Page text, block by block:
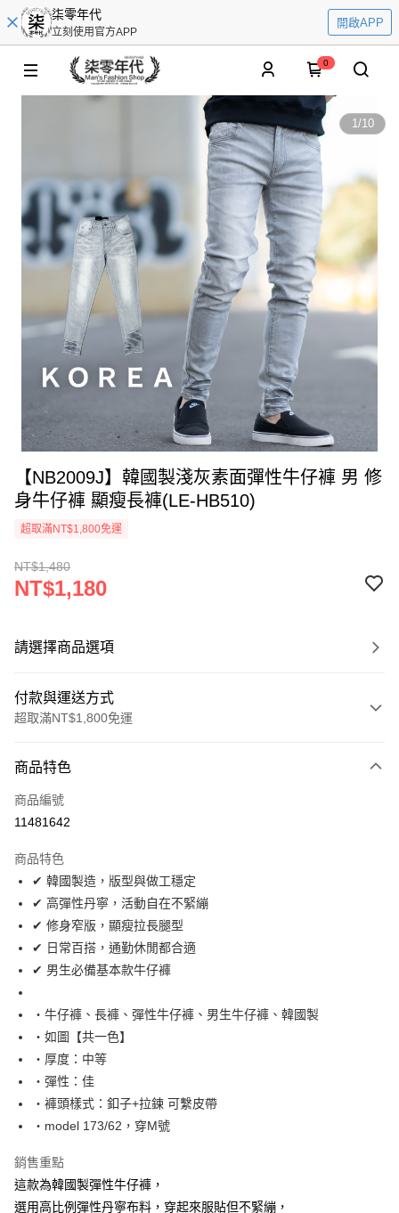
柒零年代
立刻使用官方APP
開啟APP
0
1/10
【NB2009J】韓國製淺灰素面彈性牛仔褲 男 修
身牛仔褲 顯瘦長褲(LE-HB510)
超取滿NT$1,800免運
NT$1,480
NT$1,180
請選擇商品選項
付款與運送方式
超取滿NT$1,800免運
信用卡一次付款
超商取貨付款
Apple Pay
街口支付
悠遊付
Google Pay
AFTEE先享後付
相關說明
【關於「AFTEE先享後付」】
AFTEE先享後付是「在收到商品之後才付款」的支付方式。 讓您購物簡單
便利好安心！
１．簡單：不需註冊會員、不需綁卡、不需儲值。
３．安心：先確認商品／服務後，再付款。
【「AFTEE先享後付」結帳流程】
１．於結帳方式選擇「AFTEE先享後付」後，將跳轉至「AFTEE先享後付」
結帳頁面，進行簡訊認證並確認金額後，即可完成結帳。
２．訂單成立數日內，您將收到繳費通知簡訊。
ATM付款
運送方式
每筆NT$80，滿NT$1,800(含以上)免運費
先付款後全家取貨
商品特色
商品編號
11481642
商品特色
✔ 韓國製造，版型與做工穩定
✔ 高彈性丹寧，活動自在不緊繃
✔ 修身窄版，顯瘦拉長腿型
✔ 日常百搭，通勤休閒都合適
✔ 男生必備基本款牛仔褲
‧牛仔褲、長褲、彈性牛仔褲、男生牛仔褲、韓國製
‧如圖【共一色】
‧厚度：中等
‧彈性：佳
‧褲頭樣式：釦子+拉鍊 可繫皮帶
‧model 173/62，穿M號
銷售重點
這款為韓國製彈性牛仔褲，
選用高比例彈性丹寧布料，穿起來服貼但不緊繃，